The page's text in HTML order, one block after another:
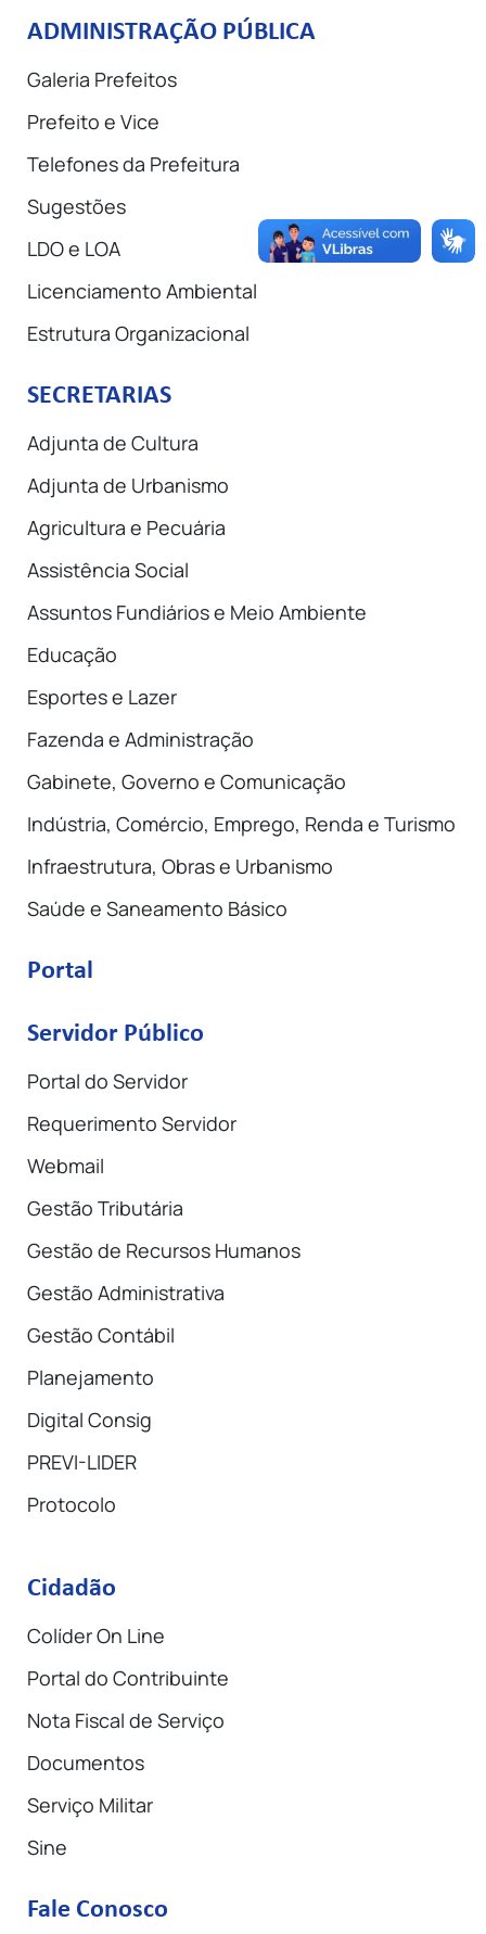
ADMINISTRAÇÃO PÚBLICA
Galeria Prefeitos
Prefeito e Vice
Telefones da Prefeitura
Sugestões
LDO e LOA
Licenciamento Ambiental
Estrutura Organizacional
SECRETARIAS
Adjunta de Cultura
Adjunta de Urbanismo
Agricultura e Pecuária
Assistência Social
Assuntos Fundiários e Meio Ambiente
Educação
Esportes e Lazer
Fazenda e Administração
Gabinete, Governo e Comunicação
Indústria, Comércio, Emprego, Renda e Turismo
Infraestrutura, Obras e Urbanismo
Saúde e Saneamento Básico
Portal
Servidor Público
Portal do Servidor
Requerimento Servidor
Webmail
Gestão Tributária
Gestão de Recursos Humanos
Gestão Administrativa
Gestão Contábil
Planejamento
Digital Consig
PREVI-LIDER
Protocolo
Cidadão
Colíder On Line
Portal do Contribuinte
Nota Fiscal de Serviço
Documentos
Serviço Militar
Sine
Fale Conosco